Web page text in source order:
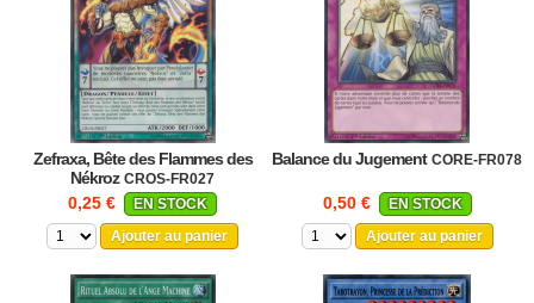
Zefraxa, Bête des Flammes des
Nékroz CROS-FR027
0,25 €
EN STOCK
Ajouter au panier
Balance du Jugement CORE-FR078
0,50 €
EN STOCK
Ajouter au panier